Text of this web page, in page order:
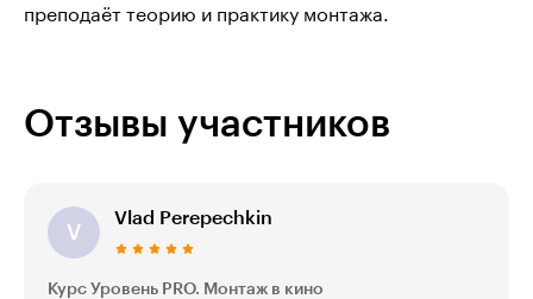
преподаёт теорию и практику монтажа.
Отзывы участников
V
Vlad Perepechkin
Курс Уровень PRO. Монтаж в кино